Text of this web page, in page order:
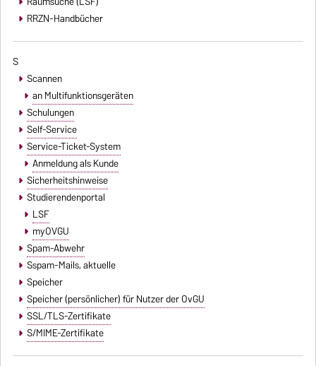
RRZN-Handbücher
S
Scannen
an Multifunktionsgeräten
Schulungen
Self-Service
Service-Ticket-System
Anmeldung als Kunde
Sicherheitshinweise
Studierendenportal
LSF
myOVGU
Spam-Abwehr
Sspam-Mails, aktuelle
Speicher
Speicher (persönlicher) für Nutzer der OvGU
SSL/TLS-Zertifikate
S/MIME-Zertifikate